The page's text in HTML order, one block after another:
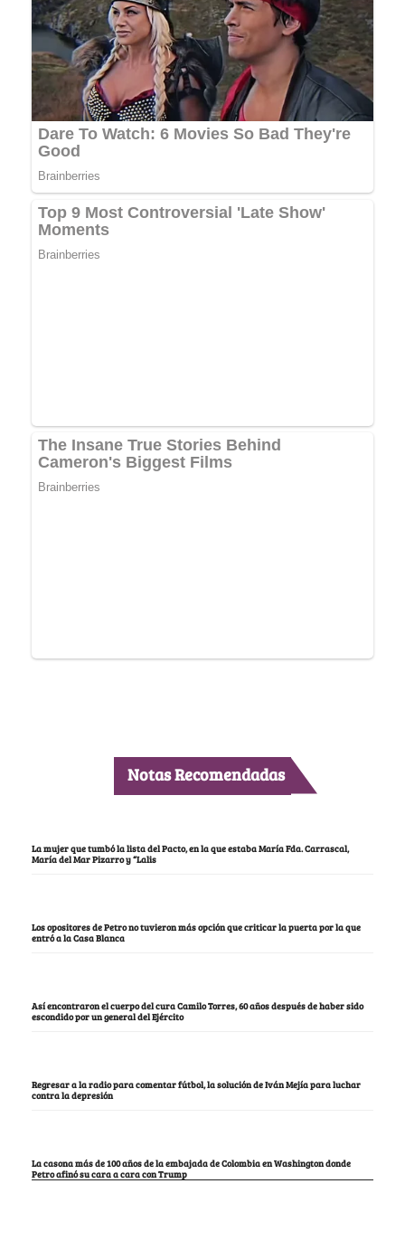
Notas Recomendadas
La mujer que tumbó la lista del Pacto, en la que estaba María Fda. Carrascal,
María del Mar Pizarro y “Lalis
Los opositores de Petro no tuvieron más opción que criticar la puerta por la que
entró a la Casa Blanca
Así encontraron el cuerpo del cura Camilo Torres, 60 años después de haber sido
escondido por un general del Ejército
Regresar a la radio para comentar fútbol, la solución de Iván Mejía para luchar
contra la depresión
La casona más de 100 años de la embajada de Colombia en Washington donde
Petro afinó su cara a cara con Trump